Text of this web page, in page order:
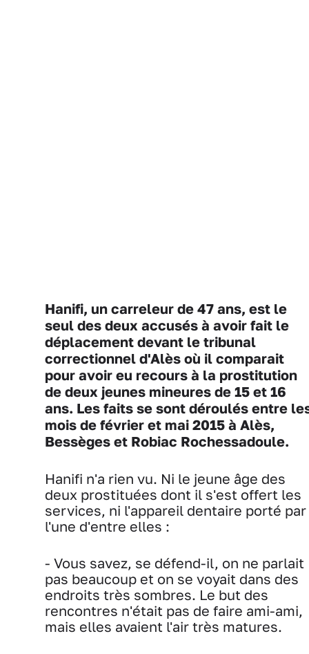
Hanifi, un carreleur de 47 ans, est le
seul des deux accusés à avoir fait le
déplacement devant le tribunal
correctionnel d'Alès où il comparait
pour avoir eu recours à la prostitution
de deux jeunes mineures de 15 et 16
ans. Les faits se sont déroulés entre
mois de février et mai 2015 à Alès,
Bessèges et Robiac Rochessadoule.
Hanifi n'a rien vu. Ni le jeune âge des
deux prostituées dont il s'est offert les
services, ni l'appareil dentaire porté par
l'une d'entre elles :
- Vous savez, se défend-il, on ne parlait
pas beaucoup et on se voyait dans des
endroits très sombres. Le but des
rencontres n'était pas de faire ami-ami,
mais elles avaient l'air très matures.